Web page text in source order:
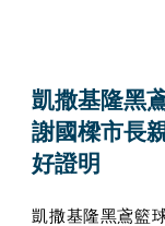
凱撒基隆黑
謝國樑市長
好證明
凱撒基隆黑鳶籃